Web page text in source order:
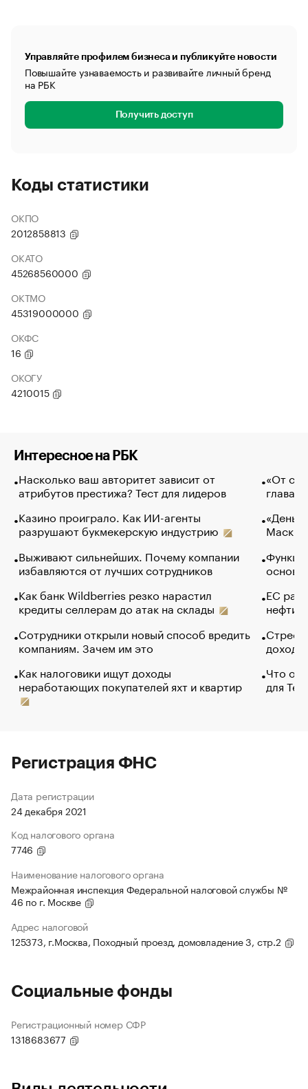
Управляйте профилем бизнеса и публикуйте новости
Повышайте узнаваемость и развивайте личный бренд
на РБК
Получить доступ
Коды статистики
ОКПО
2012858813
ОКАТО
45268560000
ОКТМО
45319000000
ОКФС
16
ОКОГУ
4210015
Интересное на РБК
Насколько ваш авторитет зависит от
атрибутов престижа? Тест для лидеров
Казино проиграло. Как ИИ-агенты
разрушают букмекерскую индустрию
Выживают сильнейших. Почему компании
избавляются от лучших сотрудников
Как банк Wildberries резко нарастил
кредиты селлерам до атак на склады
Сотрудники открыли новый способ вредить
компаниям. Зачем им это
Как налоговики ищут доходы
неработающих покупателей яхт и квартир
«От
глава
Маск в
основ
ЕС
нефти
Что
для
Регистрация ФНС
Дата регистрации
24 декабря 2021
Код налогового органа
7746
Наименование налогового органа
Межрайонная инспекция Федеральной налоговой службы №
46 по г. Москве
Адрес налоговой
125373, г.Москва, Походный проезд, домовладение 3, стр.2
Социальные фонды
Регистрационный номер СФР
1318683677